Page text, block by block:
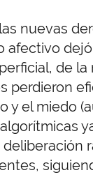
nuevas
afectivo
de
perdieron
y el miedo